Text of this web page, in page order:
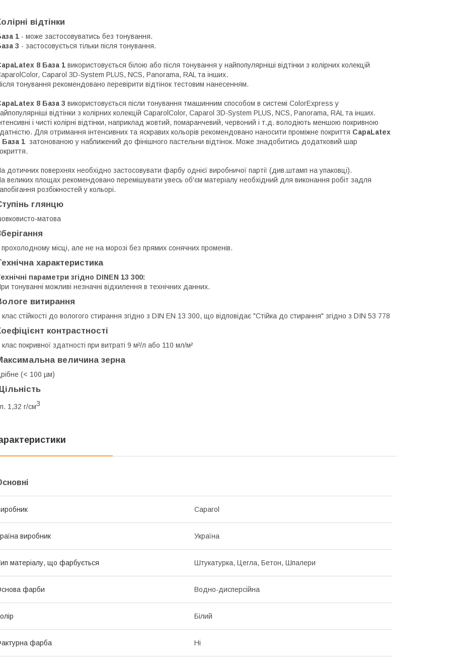
відтінки
1 - може застосовуватись без тонування.
3 - застосовується тільки після тонування.
8 База 1 використовується білою або після тонування у найпопулярніші відтінки з колірних колекцій
Caparol 3D-System PLUS, NCS, Panorama, RAL та інших.
тонування рекомендовано перевірити відтінок тестовим нанесенням.
8 База 3 використовується післи тонування тмашинним способом в системі ColorExpress у
відтінки з колірних колекцій CaparolColor, Caparol 3D-System PLUS, NCS, Panorama, RAL та інших.
і чисті колірні відтінки, наприклад жовтий, помаранчевий, червоний і т.д. володіють меншою покривною
Для отримання інтенсивних та яскравих кольорів рекомендовано наносити проміжне покриття CapaLatex
База 1 затонованою у наближений до фінішного пастельни відтінок. Може знадобитись додатковий шар
дотичних поверхнях необхідно застосовувати фарбу однієї виробничої партії (див.штамп на упаковці).
великих площах рекомендовано перемішувати увесь об'єм матеріалу необхідний для виконання робіт задля
розбіжностей у кольорі.
глянцю
матова
прохолодному місці, але не на морозі без прямих сонячних променів.
характеристика
параметри згідно DINEN 13 300:
тонуванні можливі незначні відхилення в технічних данних.
витирання
клас стійкості до вологого стирання згідно з DIN EN 13 300, що відповідає "Стійка до стирання" згідно з DIN 53 778
контрастності
клас покривної здатності при витраті 9 м²/л або 110 мл/м²
величина зерна
(< 100 µм)
1,32 г/см3
Caparol
виробник Україна
матеріалу, що фарбується Штукатурка, Цегла, Бетон, Шпалери
фарби Водно-дисперсійна
Білий
фарба Ні